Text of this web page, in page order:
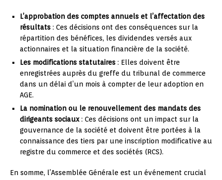
L’approbation des comptes annuels et l’affectation des
résultats : Ces décisions ont des conséquences sur la
répartition des bénéfices, les dividendes versés aux
actionnaires et la situation financière de la société.
Les modifications statutaires : Elles doivent être
enregistrées auprès du greffe du tribunal de commerce
dans un délai d’un mois à compter de leur adoption en
AGE.
La nomination ou le renouvellement des mandats des
dirigeants sociaux: Ces décisions ont un impact sur la
gouvernance de la société et doivent être portées à la
connaissance des tiers par une inscription modificative au
registre du commerce et des sociétés (RCS).
En somme, l’Assemblée Générale est un événement crucial